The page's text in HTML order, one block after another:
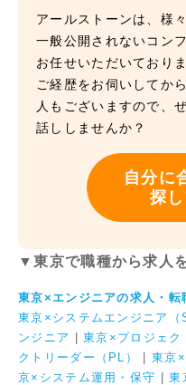
アールストーンは、様
一般公開されないコン
お任せいただいておりま
ご経歴をお伺いしてか
人もございますので、
話ししませんか？
自分に
探
▼東京で職種から求人
東京×エンジニアの求人・転
東京×システムエンジニア（
ンジニア
|東京×プロジェク
クトリーダー（PL）
東京
京×システム運用・保守 |東